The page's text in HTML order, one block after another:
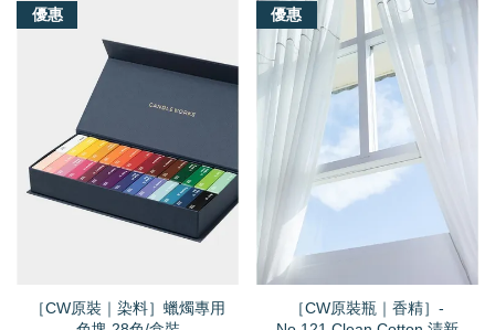
優惠
［CW原裝｜染料］蠟燭專用
優惠
［CW原裝瓶｜香精］-